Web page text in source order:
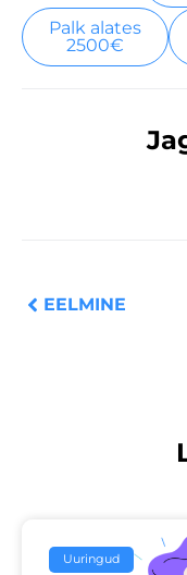
Palk alates
2500€
EELMINE
Uuringud